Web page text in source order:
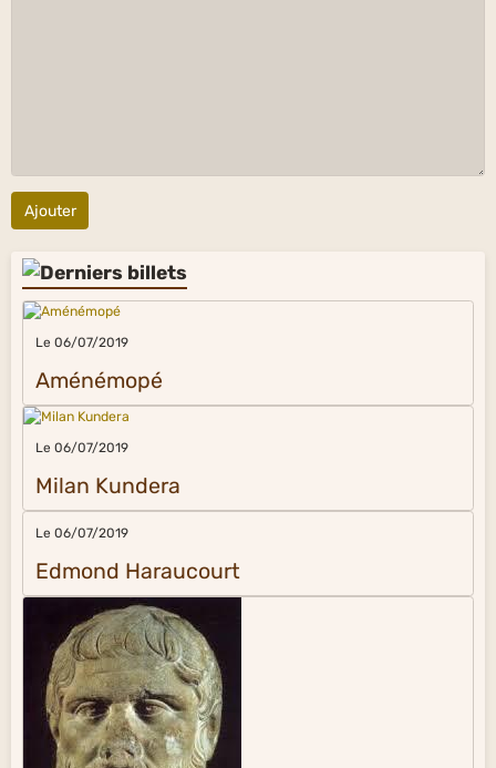
Ajouter
Le 06/07/2019
Aménémopé
Le 06/07/2019
Milan Kundera
Le 06/07/2019
Edmond Haraucourt